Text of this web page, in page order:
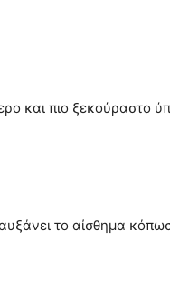
και πιο ξεκούραστο
αυξάνει το αίσθημα